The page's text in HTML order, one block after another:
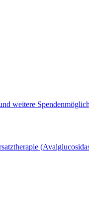
weitere